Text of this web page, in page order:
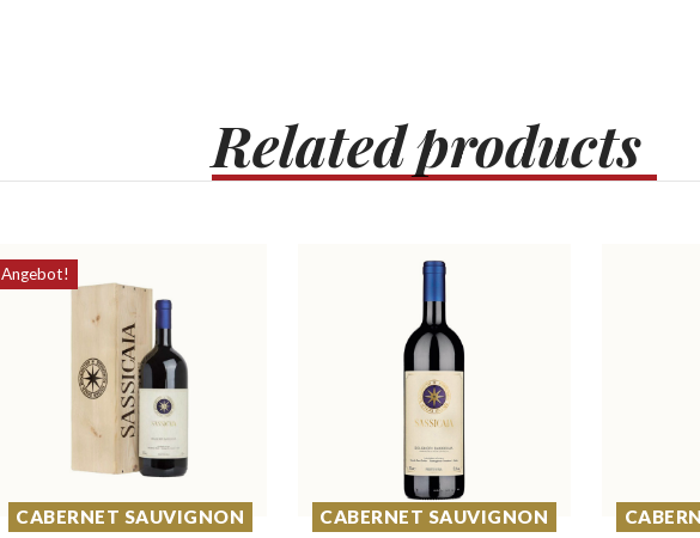
Relatedproducts
Angebot!
CABERNET SAUVIGNON CABERNET SAUVIGNON